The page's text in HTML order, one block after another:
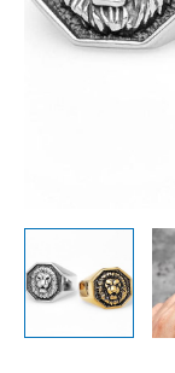
Domination